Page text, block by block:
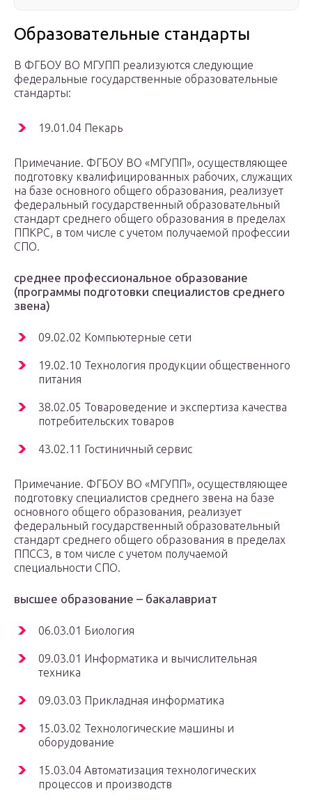
Образовательные стандарты
В ФГБОУ ВО МГУПП реализуются следующие
федеральные государственные образовательные
стандарты:
19.01.04 Пекарь
Примечание. ФГБОУ ВО «МГУПП», осуществляющее
подготовку квалифицированных рабочих, служащих
на базе основного общего образования, реализует
федеральный государственный образовательный
стандарт среднего общего образования в пределах
ППКРС, в том числе с учетом получаемой профессии
СПО.
среднее профессиональное образование
(программы подготовки специалистов среднего
звена)
09.02.02 Компьютерные сети
19.02.10 Технология продукции общественного
питания
38.02.05 Товароведение и экспертиза качества
потребительских товаров
43.02.11 Гостиничный сервис
Примечание. ФГБОУ ВО «МГУПП», осуществляющее
подготовку специалистов среднего звена на базе
основного общего образования, реализует
федеральный государственный образовательный
стандарт среднего общего образования в пределах
ППССЗ, в том числе с учетом получаемой
специальности СПО.
высшее образование – бакалавриат
06.03.01 Биология
09.03.01 Информатика и вычислительная
техника
09.03.03 Прикладная информатика
15.03.02 Технологические машины и
оборудование
15.03.04 Автоматизация технологических
процессов и производств